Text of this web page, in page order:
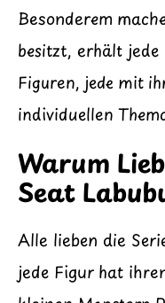
Besonderem
besitzt, erhält jede
Figuren, jede mit
individuellen
Warum
Seat
Alle lieben die
jede Figur hat